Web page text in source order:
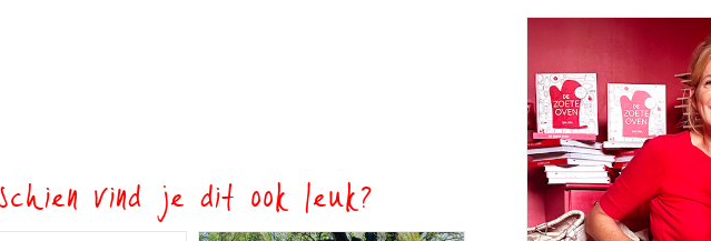
vind je dit ook leuk?